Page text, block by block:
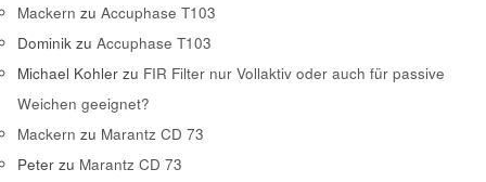
Mackern zu Accuphase T103
Dominik zu Accuphase T103
Michael Kohler zu FIR Filter nur Vollaktiv oder auch für passive
Weichen geeignet?
Mackern zu Marantz CD 73
Peter zu Marantz CD 73